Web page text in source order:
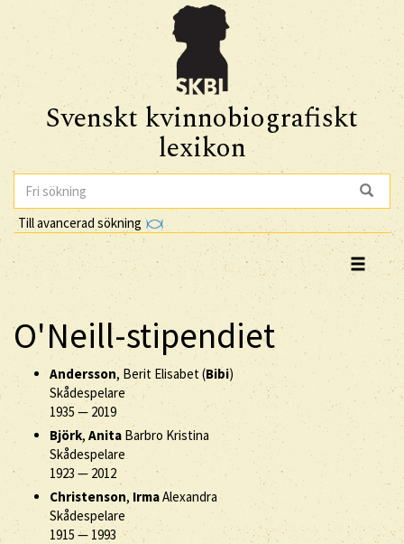
Svenskt kvinnobiografiskt
lexikon
Till avancerad sökning
O'Neill-stipendiet
Andersson, Berit Elisabet (Bibi)
Skådespelare
1935 — 2019
Björk, Anita Barbro Kristina
Skådespelare
1923 — 2012
Christenson,IrmaAlexandra
Skådespelare
1915 — 1993